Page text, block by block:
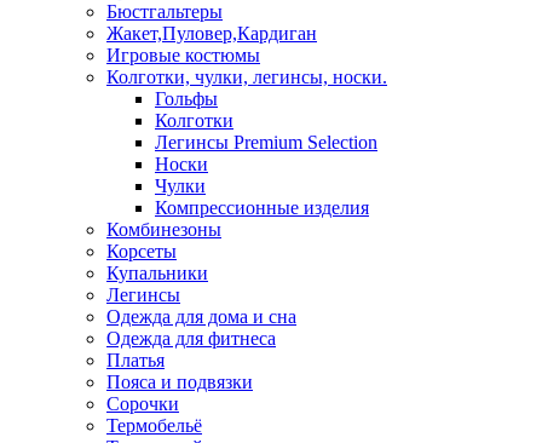
Бюстгальтеры
Жакет,Пуловер,Кардиган
Игровые костюмы
Колготки, чулки, легинсы, носки.
Гольфы
Колготки
Легинсы Premium Selection
Носки
Чулки
Компрессионные изделия
Комбинезоны
Корсеты
Купальники
Легинсы
Одежда для дома и сна
Одежда для фитнеса
Платья
Пояса и подвязки
Сорочки
Термобельё